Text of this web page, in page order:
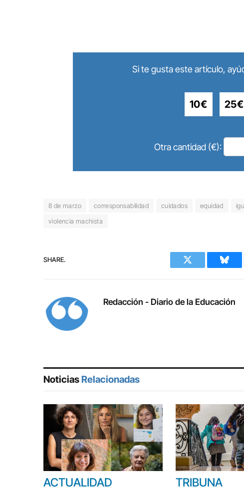
Si te gusta este artículo,
10€ 25€
Otra cantidad (€):
8 de marzo corresponsabilidad cuidados equidad
violencia machista
SHARE.
Twitter
Redacción - Diario de la Educación
Noticias Relacionadas
ACTUALIDAD TRIBUNA